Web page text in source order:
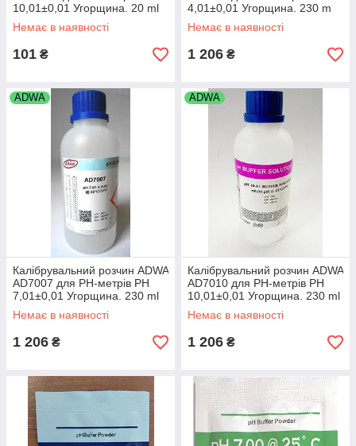
10,01±0,01 Угорщина. 20 ml
Немає в наявності
101 ₴
4,01±0,01 Угорщина. 230 m
Немає в наявності
1 206 ₴
ADWA
Калібрувальний розчин ADWA
AD7007 для РН-метрів РН
7,01±0,01 Угорщина. 230 ml
Немає в наявності
1 206 ₴
ADWA
Калібрувальний розчин ADWA
AD7010 для РН-метрів РН
10,01±0,01 Угорщина. 230 ml
Немає в наявності
1 206 ₴